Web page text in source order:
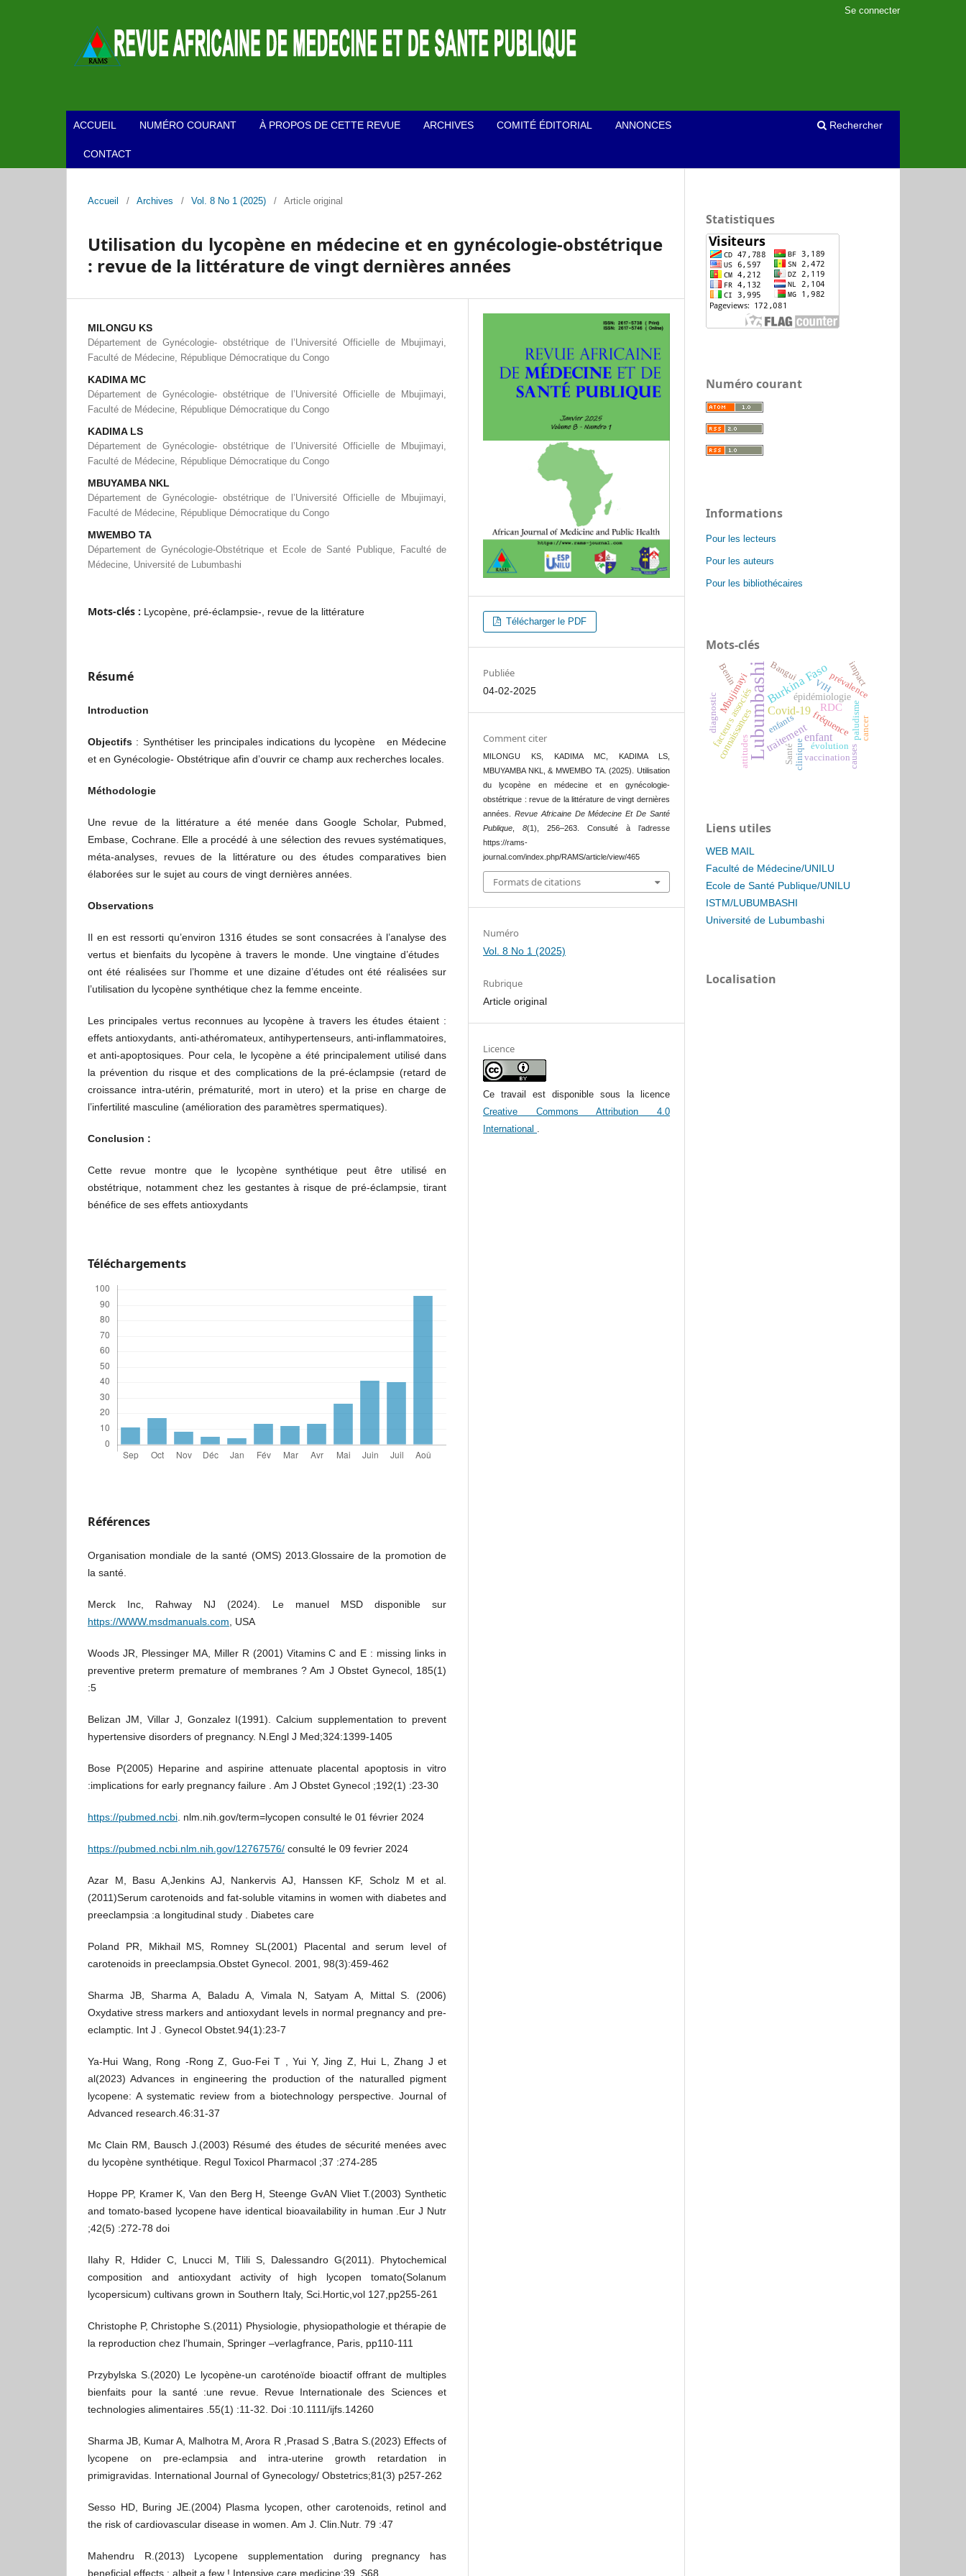
ACCUEIL NUMÉRO COURANT À PROPOS DE CETTE REVUE ARCHIVES COMITÉ ÉDITORIAL ANNONCES
CONTACT
Rechercher
Se connecter
Accueil / Archives / Vol. 8 No 1 (2025) / Article original
Utilisation du lycopène en médecine et en gynécologie-obstétrique
: revue de la littérature de vingt dernières années
MILONGU KS
Département de Gynécologie- obstétrique de l’Université Officielle de Mbujimayi,
Faculté de Médecine, République Démocratique du Congo
KADIMA MC
Département de Gynécologie- obstétrique de l’Université Officielle de Mbujimayi,
Faculté de Médecine, République Démocratique du Congo
KADIMA LS
Département de Gynécologie- obstétrique de l’Université Officielle de Mbujimayi,
Faculté de Médecine, République Démocratique du Congo
MBUYAMBA NKL
Département de Gynécologie- obstétrique de l’Université Officielle de Mbujimayi,
Faculté de Médecine, République Démocratique du Congo
MWEMBO TA
Département de Gynécologie-Obstétrique et Ecole de Santé Publique, Faculté de
Médecine, Université de Lubumbashi
Mots-clés : Lycopène, pré-éclampsie-, revue de la littérature
Résumé
Introduction
Objectifs : Synthétiser les principales indications du lycopène en Médecine
et en Gynécologie- Obstétrique afin d’ouvrir ce champ aux recherches locales.
Méthodologie
Une revue de la littérature a été menée dans Google Scholar, Pubmed,
Embase, Cochrane. Elle a procédé à une sélection des revues systématiques,
méta-analyses, revues de la littérature ou des études comparatives bien
élaborées sur le sujet au cours de vingt dernières années.
Observations
Il en est ressorti qu’environ 1316 études se sont consacrées à l’analyse des
vertus et bienfaits du lycopène à travers le monde. Une vingtaine d’études
ont été réalisées sur l’homme et une dizaine d’études ont été réalisées sur
l’utilisation du lycopène synthétique chez la femme enceinte.
Les principales vertus reconnues au lycopène à travers les études étaient :
effets antioxydants, anti-athéromateux, antihypertenseurs, anti-inflammatoires,
et anti-apoptosiques. Pour cela, le lycopène a été principalement utilisé dans
la prévention du risque et des complications de la pré-éclampsie (retard de
croissance intra-utérin, prématurité, mort in utero) et la prise en charge de
l’infertilité masculine (amélioration des paramètres spermatiques).
Conclusion :
Cette revue montre que le lycopène synthétique peut être utilisé en
obstétrique, notamment chez les gestantes à risque de pré-éclampsie, tirant
bénéfice de ses effets antioxydants
Téléchargements
Références
Organisation mondiale de la santé (OMS) 2013.Glossaire de la promotion de
la santé.
Merck Inc, Rahway NJ (2024). Le manuel MSD disponible sur
https://WWW.msdmanuals.com , USA
Woods JR, Plessinger MA, Miller R (2001) Vitamins C and E : missing links in
preventive preterm premature of membranes ? Am J Obstet Gynecol, 185(1)
:5
Belizan JM, Villar J, Gonzalez I(1991). Calcium supplementation to prevent
hypertensive disorders of pregnancy. N.Engl J Med;324:1399-1405
Bose P(2005) Heparine and aspirine attenuate placental apoptosis in vitro
:implications for early pregnancy failure . Am J Obstet Gynecol ;192(1) :23-30
https://pubmed.ncbi . nlm.nih.gov/term=lycopen consulté le 01 février 2024
https://pubmed.ncbi.nlm.nih.gov/12767576/ consulté le 09 fevrier 2024
Azar M, Basu A,Jenkins AJ, Nankervis AJ, Hanssen KF, Scholz M et al.
(2011)Serum carotenoids and fat-soluble vitamins in women with diabetes and
preeclampsia :a longitudinal study . Diabetes care
Poland PR, Mikhail MS, Romney SL(2001) Placental and serum level of
carotenoids in preeclampsia.Obstet Gynecol. 2001, 98(3):459-462
Sharma JB, Sharma A, Baladu A, Vimala N, Satyam A, Mittal S. (2006)
Oxydative stress markers and antioxydant levels in normal pregnancy and pre-
eclamptic. Int J . Gynecol Obstet.94(1):23-7
Ya-Hui Wang, Rong -Rong Z, Guo-Fei T , Yui Y, Jing Z, Hui L, Zhang J et
al(2023) Advances in engineering the production of the naturalled pigment
lycopene: A systematic review from a biotechnology perspective. Journal of
Advanced research.46:31-37
Mc Clain RM, Bausch J.(2003) Résumé des études de sécurité menées avec
du lycopène synthétique. Regul Toxicol Pharmacol ;37 :274-285
Hoppe PP, Kramer K, Van den Berg H, Steenge GvAN Vliet T.(2003) Synthetic
and tomato-based lycopene have identical bioavailability in human .Eur J Nutr
;42(5) :272-78 doi
Ilahy R, Hdider C, Lnucci M, Tlili S, Dalessandro G(2011). Phytochemical
composition and antioxydant activity of high lycopen tomato(Solanum
lycopersicum) cultivans grown in Southern Italy, Sci.Hortic,vol 127,pp255-261
Christophe P, Christophe S.(2011) Physiologie, physiopathologie et thérapie de
la reproduction chez l’humain, Springer –verlagfrance, Paris, pp110-111
Przybylska S.(2020) Le lycopène-un caroténoïde bioactif offrant de multiples
bienfaits pour la santé :une revue. Revue Internationale des Sciences et
technologies alimentaires .55(1) :11-32. Doi :10.1111/ijfs.14260
Sharma JB, Kumar A, Malhotra M, Arora R ,Prasad S ,Batra S.(2023) Effects of
lycopene on pre-eclampsia and intra-uterine growth retardation in
primigravidas. International Journal of Gynecology/ Obstetrics;81(3) p257-262
Sesso HD, Buring JE.(2004) Plasma lycopen, other carotenoids, retinol and
the risk of cardiovascular disease in women. Am J. Clin.Nutr. 79 :47
Mahendru R.(2013) Lycopene supplementation during pregnancy has
beneficial effects : albeit a few ! Intensive care medicine;39, S68
Télécharger le PDF
Publiée
04-02-2025
Comment citer
MILONGU KS, KADIMA MC, KADIMA LS,
MBUYAMBA NKL, & MWEMBO TA. (2025). Utilisation
du lycopène en médecine et en gynécologie-
obstétrique : revue de la littérature de vingt dernières
années. Revue Africaine De Médecine Et De Santé
Publique ,8(1), 256–263. Consulté à l’adresse
https://rams-
journal.com/index.php/RAMS/article/view/465
Formats de citations
Numéro
Vol. 8 No 1 (2025)
Rubrique
Article original
Licence
Ce travail est disponible sous la licence
Creative Commons Attribution 4.0
International .
Statistiques
Numéro courant
Informations
Pour les lecteurs
Pour les auteurs
Pour les bibliothécaires
Mots-clés
LubumbashiBurkina Faso
Covid-19
enfant
RDC
traitement
connaissances
épidémiologie
facteurs associés
Mbujimayi
fréquence
clinique évolution
prévalence
VIH
paludisme
vaccination
diagnostic
Bangui
Benin
cancer
attitudes
enfants
Santé causes
impact
Liens utiles
WEB MAIL
Faculté de Médecine/UNILU
Ecole de Santé Publique/UNILU
ISTM/LUBUMBASHI
Université de Lubumbashi
Localisation